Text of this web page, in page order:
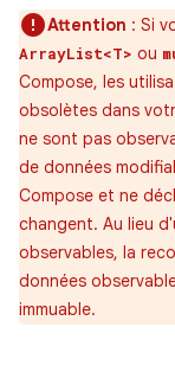
Attention : Si
ArrayList<T> ou
Compose, les
obsolètes dans
ne sont pas
de données
Compose et ne
changent. Au lieu
observables, la
données
immuable.